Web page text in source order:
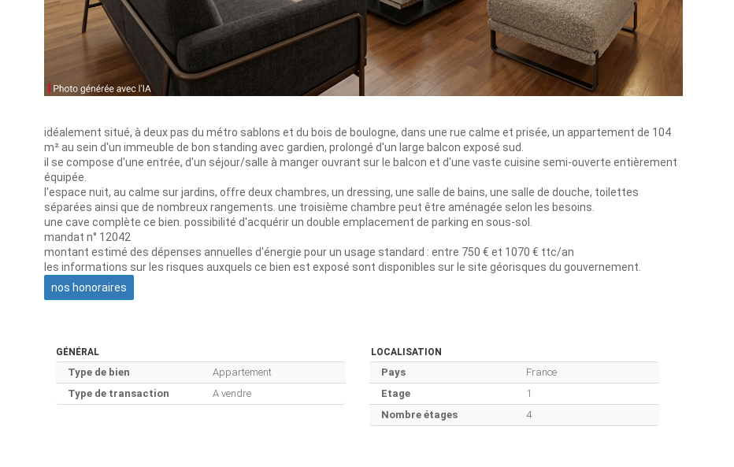
idéalement situé, à deux pas du métro sablons et du bois de boulogne, dans une rue calme et prisée, un appartement de 104
m² au sein d'un immeuble de bon standing avec gardien, prolongé d'un large balcon exposé sud.
il se compose d'une entrée, d'un séjour/salle à manger ouvrant sur le balcon et d'une vaste cuisine semi-ouverte entièrement
équipée.
l'espace nuit, au calme sur jardins, offre deux chambres, un dressing, une salle de bains, une salle de douche, toilettes
séparées ainsi que de nombreux rangements. une troisième chambre peut être aménagée selon les besoins.
une cave complète ce bien. possibilité d'acquérir un double emplacement de parking en sous-sol.
mandat n° 12042
montant estimé des dépenses annuelles d'énergie pour un usage standard : entre 750 € et 1070 € ttc/an
les informations sur les risques auxquels ce bien est exposé sont disponibles sur le site géorisques du gouvernement.
nos honoraires
GÉNÉRAL
Type de bien
Appartement
Type de transaction
A vendre
LOCALISATION
Pays
France
Etage
1
Nombre étages
4